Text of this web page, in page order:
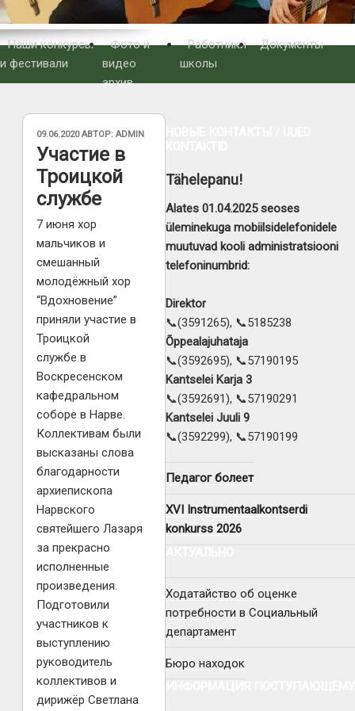
Наши конкурсы
и фестивали
Фото и
видео
архив
Работники
школы
Документы
ОПУБЛИКОВАНО
09.06.2020АВТОР:ADMIN
Участие в
Троицкой
службе
7 июня хор
мальчиков и
смешанный
молодёжный хор
“Вдохновение”
приняли участие в
Троицкой
службе в
Воскресенском
кафедральном
соборе в Нарве.
Коллективам были
высказаны слова
благодарности
архиепископа
Нарвского
святейшего Лазаря
за прекрасно
исполненные
произведения.
Подготовили
участников к
выступлению
руководитель
коллективов и
дирижёр Светлана
Tähelepanu!
Alates 01.04.2025 seoses
üleminekuga mobiilsidelefonidele
muutuvad kooli administratsiooni
telefoninumbrid:
Direktor
📞(3591265), 📞5185238
Õppealajuhataja
📞(3592695), 📞57190195
Kantselei Karja 3
📞(3592691), 📞57190291
Kantselei Juuli 9
📞(3592299), 📞57190199
Педагог болеет
XVI Instrumentaalkontserdi
konkurss 2026
Ходатайство об оценке
потребности в Социальный
департамент
Бюро находок